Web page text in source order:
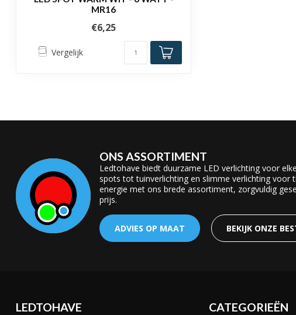
MR16
€6,25
Vergelijk
ONS ASSORTIMENT
Ledtohave biedt duurzame LED verlichting voor
spots tot tuinverlichting en slimme verlichting voor
energie met ons brede assortiment, zorgvuldig
prijs.
ADVIES OP MAAT BEKIJK ONZE
LEDTOHAVE CATEGORIEËN